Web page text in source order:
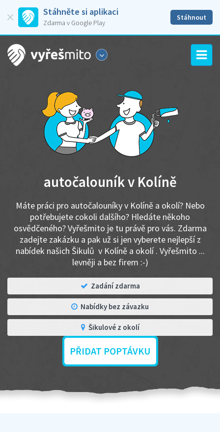
Stáhněte si aplikaci
Zdarma v Google Play
Stáhnout
autočalouník v Kolíně
Máte práci pro autočalouníky v Kolíně a okolí? Nebo
potřebujete cokoli dalšího? Hledáte někoho
osvědčeného? Vyřešmito je tu právě pro vás. Zdarma
zadejte zakázku a pak už si jen vyberete nejlepší z
nabídek našich Šikulů v Kolíně a okolí . Vyřešmito ...
levněji a bez firem :-)
Zadání zdarma
Nabídky bez závazku
Šikulové z okolí
PŘIDAT POPTÁVKU